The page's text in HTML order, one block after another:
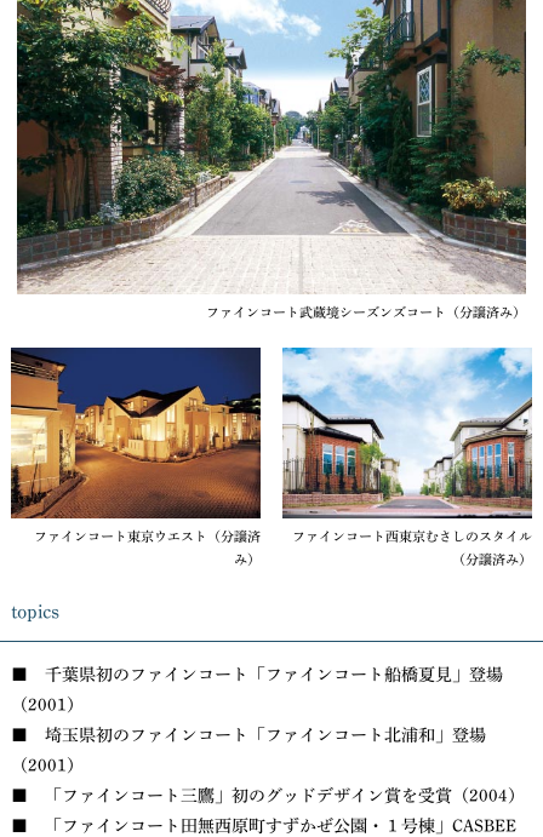
ファインコート武蔵境シーズンズコート（分譲済み）
ファインコート東京ウエスト（分譲済
み）
ファインコート西東京むさしのスタイル
（分譲済み）
topics
■ 千葉県初のファインコート「ファインコート船橋夏見」登場
（2001）
■ 埼玉県初のファインコート「ファインコート北浦和」登場
（2001）
■ 「ファインコート三鷹」初のグッドデザイン賞を受賞（2004）
■ 「ファインコート田無西原町すずかぜ公園・１号棟」CASBEE